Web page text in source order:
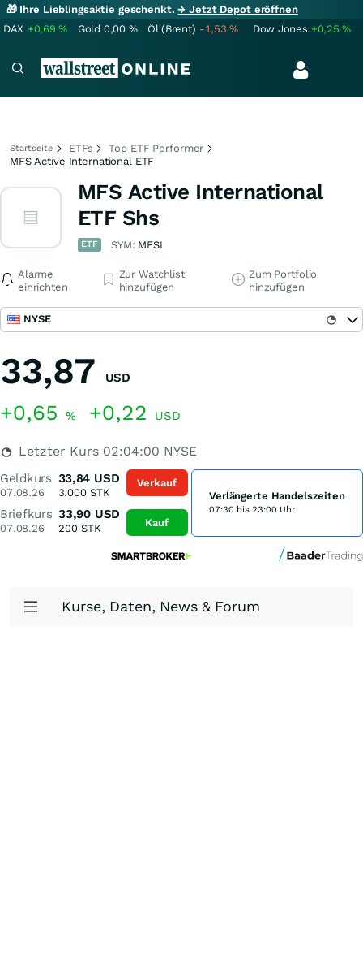
🎁 Ihre Lieblingsaktie geschenkt.→ Jetzt Depot eröffnen
DAX +0,69% Gold 0,00 % Öl (Brent) -1,53% Dow Jones +0,25%
Startseite ETFs
Top ETF Performer
MFS Active International ETF
MFS Active International
ETF Shs
ETF SYM: MFSI
Alarme
einrichten
Zur Watchlist
hinzufügen
Zum Portfolio
hinzufügen
NYSE
33,87 USD
+0,65 % +0,22 USD
Letzter Kurs 02:04:00 NYSE
Geldkurs
07.08.26
33,84 USD
3.000STK
Briefkurs
07.08.26
33,90 USD
200STK
Verkauf
Kauf
Verlängerte Handelszeiten
07:30 bis 23:00 Uhr
Kurse, Daten, News & Forum